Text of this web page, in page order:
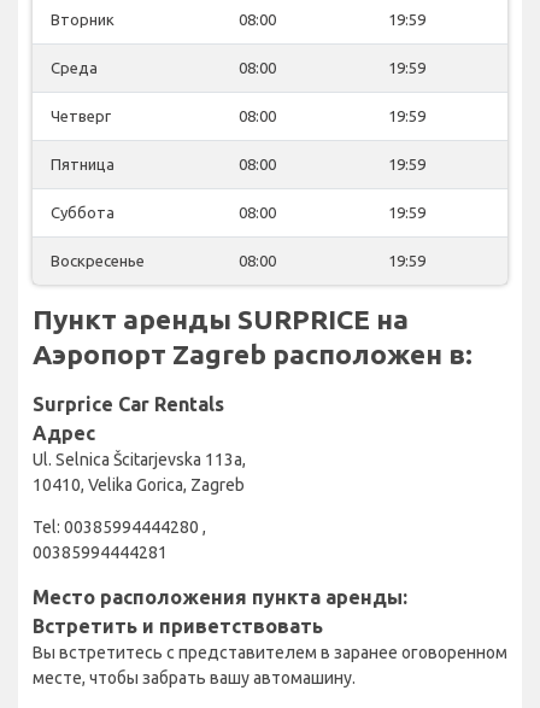
Вторник 08:00 19:59
Среда 08:00 19:59
Четверг 08:00 19:59
Пятница 08:00 19:59
Суббота 08:00 19:59
Воскресенье 08:00 19:59
Пункт аренды SURPRICE на
Аэропорт Zagreb расположен в:
Surprice Car Rentals
Адрес
Ul. Selnica Šcitarjevska 113a,
10410, Velika Gorica, Zagreb
Tel: 00385994444280 ,
00385994444281
Место расположения пункта аренды:
Встретить и приветствовать
Вы встретитесь с представителем в заранее оговоренном
месте, чтобы забрать вашу автомашину.